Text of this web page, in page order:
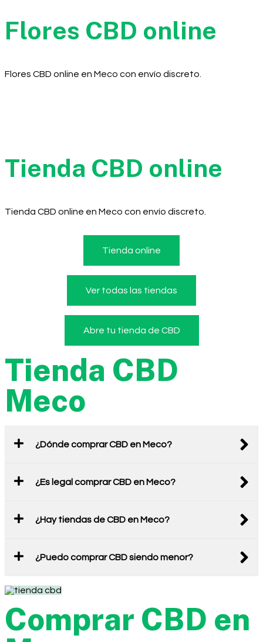
Flores CBD online
Flores CBD online en Meco con envío discreto.
Tienda CBD online
Tienda CBD online en Meco con envío discreto.
Tienda online
Ver todas las tiendas
Abre tu tienda de CBD
Tienda CBD
Meco
¿Dónde comprar CBD en Meco?
¿Es legal comprar CBD en Meco?
¿Hay tiendas de CBD en Meco?
¿Puedo comprar CBD siendo menor?
Comprar CBD en